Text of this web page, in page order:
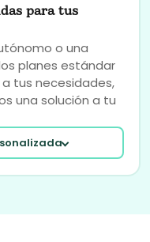
para tus
o una
planes estándar
tus necesidades,
una solución a tu